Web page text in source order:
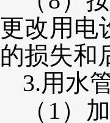
更改用电
的损失和
3.用水
（ 1）